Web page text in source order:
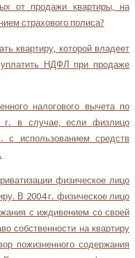
от продажи квартиры, на
страхового полиса?
квартиру, которой владеет
НДФЛ при продаже
налогового вычета по
в случае, если физлицо
с использованием средств
физическое лицо
В 2004 г. физическое лицо
с иждивением со своей
собственности на квартиру
пожизненного содержания